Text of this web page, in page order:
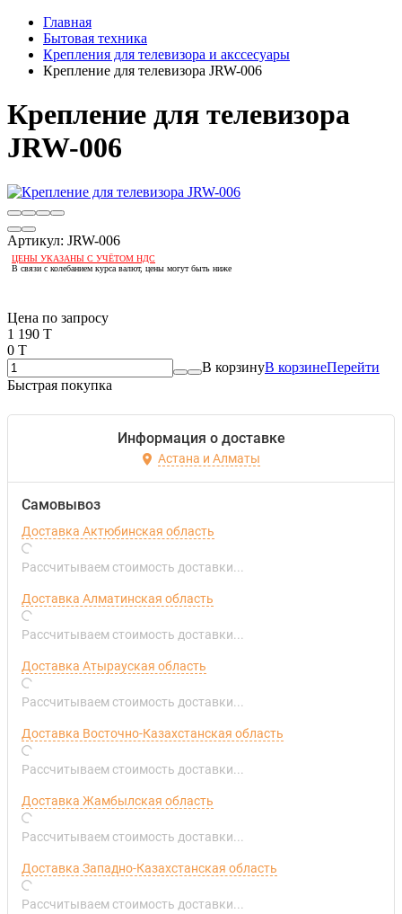
Главная
Бытовая техника
Крепления для телевизора и акссесуары
Крепление для телевизора JRW-006
Крепление для телевизора
JRW-006
Артикул: JRW-006
ЦЕНЫ УКАЗАНЫ С УЧЁТОМ НДС
В связи с колебанием курса валют, цены могут быть ниже
Цена по запросу
1 190 T
0 T
В корзинуВ корзинеПерейти
Быстрая покупка
Информация о доставке
Астана и Алматы
Самовывоз
Доставка Актюбинская область
Рассчитываем стоимость доставки...
Доставка Алматинская область
Рассчитываем стоимость доставки...
Доставка Атырауская область
Рассчитываем стоимость доставки...
Доставка Восточно-Казахстанская область
Рассчитываем стоимость доставки...
Доставка Жамбылская область
Рассчитываем стоимость доставки...
Доставка Западно-Казахстанская область
Рассчитываем стоимость доставки...